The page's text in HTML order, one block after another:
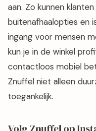
aan. Zo kunnen
buitenafhaalopties en
ingang voor mensen
kun je in de winkel
contactloos mobiel
Znuffel niet alleen
toegankelijk.